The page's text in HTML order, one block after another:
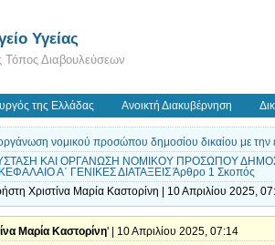
Υγείας
Τόπος Διαβουλεύσεων
της Ελλάδας Ανοικτή Διακυβέρνηση
νομικού προσώπου δημοσίου δικαίου με
ΚΑΙ ΟΡΓΑΝΩΣΗ ΝΟΜΙΚΟΥ ΠΡΟΣΩΠΟΥ
Α΄ ΓΕΝΙΚΕΣ ΔΙΑΤΑΞΕΙΣ Άρθρο 1 Σκοπός
Χριστίνα Μαρία Καστορίνη | 10 Απριλίου 2025,
Μαρία Καστορίνη' | 10 Απριλίου 2025, 07:14